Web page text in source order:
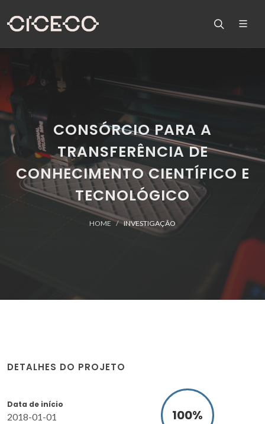
CONSÓRCIO PARA A
TRANSFERÊNCIA DE
CONHECIMENTO CIENTÍFICO E
TECNOLÓGICO
HOME INVESTIGAÇÃO
DETALHES DO PROJETO
Data de início
2018-01-01 100%